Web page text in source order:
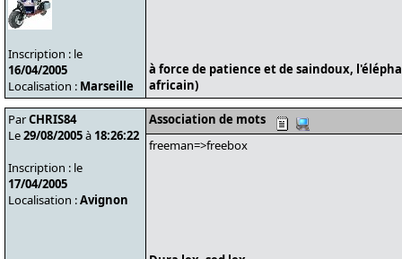
Inscription : le
16/04/2005
Localisation : Marseille
à force de patience et de saindoux,
africain)
ParCHRIS84
Le29/08/2005à 18:26:22
Inscription : le
17/04/2005
Localisation :Avignon
Association de mots
freeman=>freebox